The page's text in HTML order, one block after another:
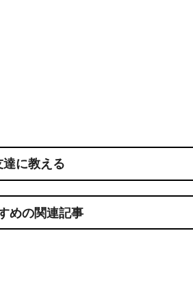
達に教える
めの関連記事